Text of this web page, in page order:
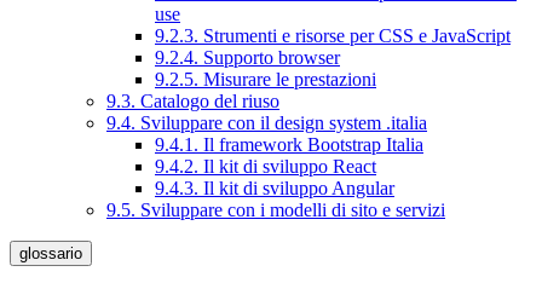
use
9.2.3. Strumenti e risorse per CSS e JavaScript
9.2.4. Supporto browser
9.2.5. Misurare le prestazioni
9.3. Catalogo del riuso
9.4. Sviluppare con il design system .italia
9.4.1. Il framework Bootstrap Italia
9.4.2. Il kit di sviluppo React
9.4.3. Il kit di sviluppo Angular
9.5. Sviluppare con i modelli di sito e servizi
glossario